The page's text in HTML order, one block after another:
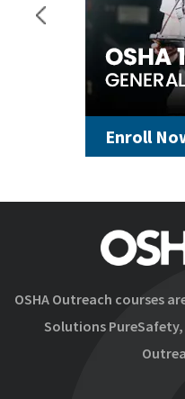
Enroll
OSHA Outreach courses
Solutions